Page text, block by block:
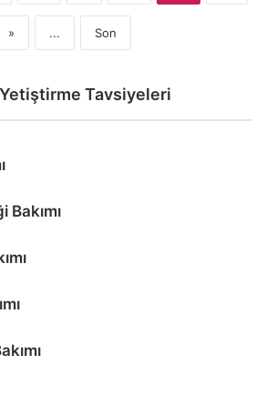
» ... Son
Yetiştirme Tavsiyeleri
Bakımı